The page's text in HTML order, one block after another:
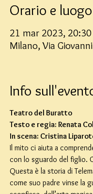
Orario e luogo
21 mar 2023,
Milano, Via
Info
Teatro del Buratto
Testo e regia: Renata
In scena: Cristina
Il mito ci aiuta a
con lo sguardo del figlio.
Questa è la storia di
come suo padre vinse la